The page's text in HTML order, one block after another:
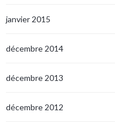
janvier 2015
décembre 2014
décembre 2013
décembre 2012